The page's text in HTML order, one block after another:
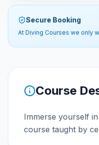
Course
Immerse yourself
course taught by
Secure Booking
At Diving Courses we only